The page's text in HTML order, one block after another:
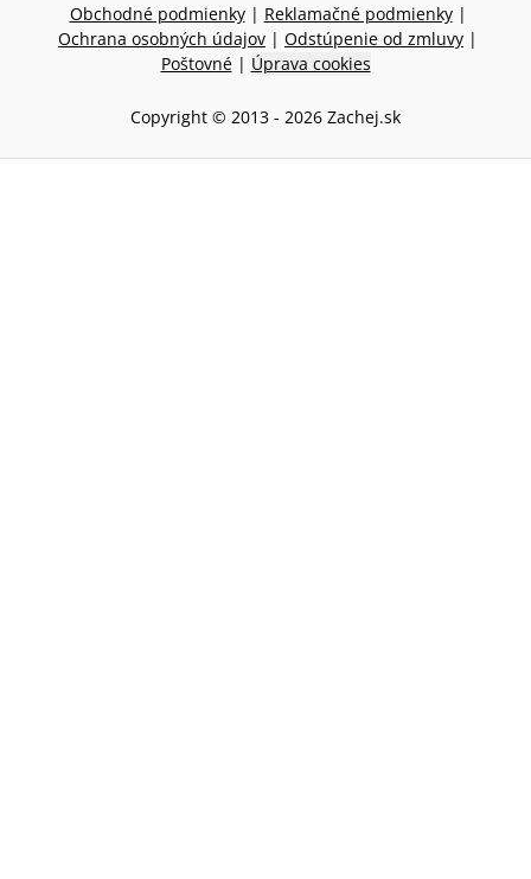
Obchodné podmienky | Reklamačné podmienky |
Ochrana osobných údajov | Odstúpenie od zmluvy |
Poštovné | Úprava cookies
Copyright © 2013 - 2026 Zachej.sk